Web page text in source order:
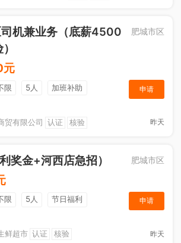
机兼业务（底薪4500
肥城市区
限 5人
加班补助
申请
贸有限公司 认证 核验 昨天
奖金+河西店急招） 肥城市区
限 5人
节日福利
申请
鲜超市 认证 核验 昨天